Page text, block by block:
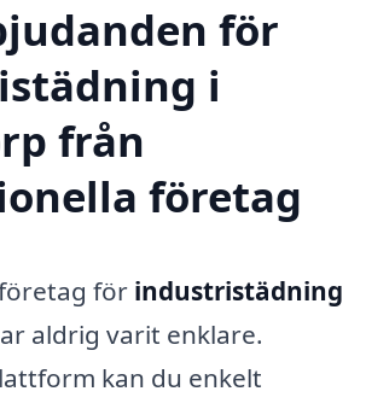
för
i
från
företag
för industristädning
aldrig varit enklare.
kan du enkelt